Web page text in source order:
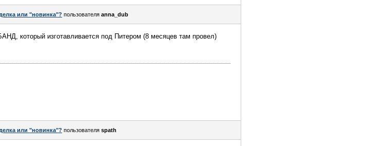
или "новинка"? пользователя anna_dub
который изготавливается под Питером (8 месяцев там провел)
или "новинка"? пользователя spath